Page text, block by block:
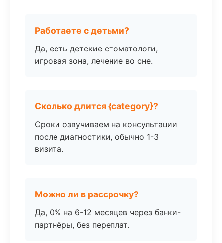
Работаете с детьми?
Да, есть детские стоматологи,
игровая зона, лечение во сне.
Сколько длится {category}?
Сроки озвучиваем на консультации
после диагностики, обычно 1-3
визита.
Можно ли в рассрочку?
Да, 0% на 6-12 месяцев через банки-
партнёры, без переплат.